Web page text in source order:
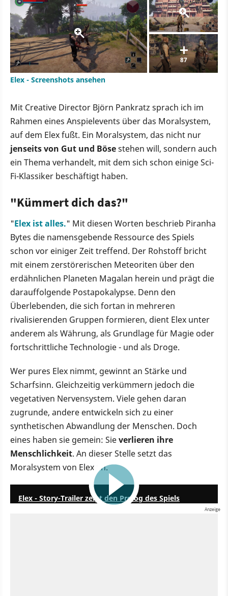
87
Elex - Screenshots ansehen
Mit Creative Director Björn Pankratz sprach ich im
Rahmen eines Anspielevents über das Moralsystem,
auf dem Elex fußt. Ein Moralsystem, das nicht nur
jenseits von Gut und Bösestehen will, sondern auch
ein Thema verhandelt, mit dem sich schon einige Sci-
Fi-Klassiker beschäftigt haben.
"Kümmert dich das?"
"Elex ist alles." Mit diesen Worten beschrieb Piranha
Bytes die namensgebende Ressource des Spiels
schon vor einiger Zeit treffend. Der Rohstoff bricht
mit einem zerstörerischen Meteoriten über den
erdähnlichen Planeten Magalan herein und prägt die
darauffolgende Postapokalypse. Denn den
Überlebenden, die sich fortan in mehreren
rivalisierenden Gruppen formieren, dient Elex unter
anderem als Währung, als Grundlage für Magie oder
fortschrittliche Technologie - und als Droge.
Wer pures Elex nimmt, gewinnt an Stärke und
Scharfsinn. Gleichzeitig verkümmern jedoch die
vegetativen Nervensystem. Viele gehen daran
zugrunde, andere entwickeln sich zu einer
synthetischen Abwandlung der Menschen. Doch
eines haben sie gemein: Sieverlieren ihre
Menschlichkeit. An dieser Stelle setzt das
Moralsystem von Elex an.
Elex - Story-Trailer zeigt den Prolog des Spiels